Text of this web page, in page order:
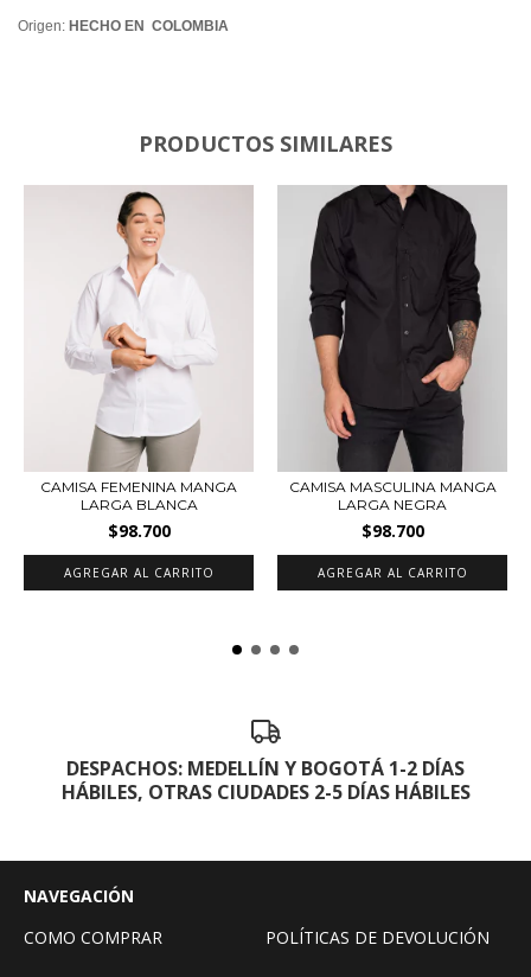
Origen: HECHO EN COLOMBIA
PRODUCTOS SIMILARES
CAMISA FEMENINA MANGA
LARGA BLANCA
$98.700
AGREGAR AL CARRITO
CAMISA MASCULINA MANGA
LARGA NEGRA
$98.700
AGREGAR AL CARRITO
DESPACHOS: MEDELLÍN Y BOGOTÁ 1-2 DÍAS
HÁBILES, OTRAS CIUDADES 2-5 DÍAS HÁBILES
NAVEGACIÓN
COMO COMPRAR
POLÍTICAS DE DEVOLUCIÓN